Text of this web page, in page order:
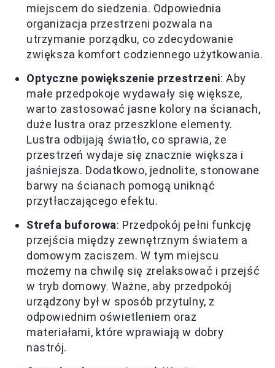
miejscem do siedzenia. Odpowiednia
organizacja przestrzeni pozwala na
utrzymanie porządku, co zdecydowanie
zwiększa komfort codziennego użytkowania.
Optyczne powiększenie przestrzeni: Aby
małe przedpokoje wydawały się większe,
warto zastosować jasne kolory na ścianach,
duże lustra oraz przeszklone elementy.
Lustra odbijają światło, co sprawia, że
przestrzeń wydaje się znacznie większa i
jaśniejsza. Dodatkowo, jednolite, stonowane
barwy na ścianach pomogą uniknąć
przytłaczającego efektu.
Strefa buforowa: Przedpokój pełni funkcję
przejścia między zewnętrznym światem a
domowym zaciszem. W tym miejscu
możemy na chwilę się zrelaksować i przejść
w tryb domowy. Ważne, aby przedpokój
urządzony był w sposób przytulny, z
odpowiednim oświetleniem oraz
materiałami, które wprawiają w dobry
nastrój.